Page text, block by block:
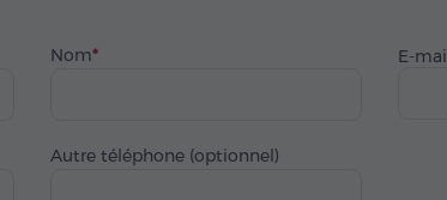
Nom E-
Autre téléphone (optionnel)